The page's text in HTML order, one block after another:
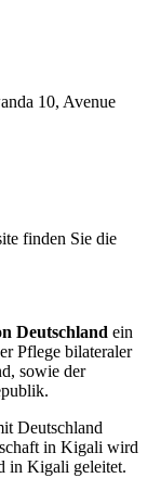
10, Avenue
finden Sie die
Deutschland ein
Pflege bilateraler
sowie der
Deutschland
in Kigali wird
in Kigali geleitet.